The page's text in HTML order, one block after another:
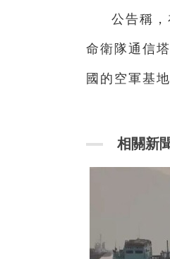
公告稱
命衛隊通信
國的空軍基
相關新